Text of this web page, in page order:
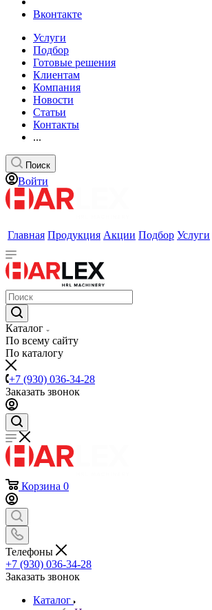
Вконтакте
Услуги
Подбор
Готовые решения
Клиентам
Компания
Новости
Статьи
Контакты
...
Поиск
Войти
Главная Продукция Акции Подбор Услуги
Каталог
По всему сайту
По каталогу
+7 (930) 036-34-28
Заказать звонок
Корзина 0
Телефоны
+7 (930) 036-34-28
Заказать звонок
Каталог